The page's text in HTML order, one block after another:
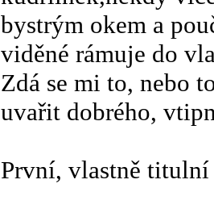
bystrým okem a
viděné rámuje do
Zdá se mi to, nebo
uvařit dobrého,
První, vlastně titulní